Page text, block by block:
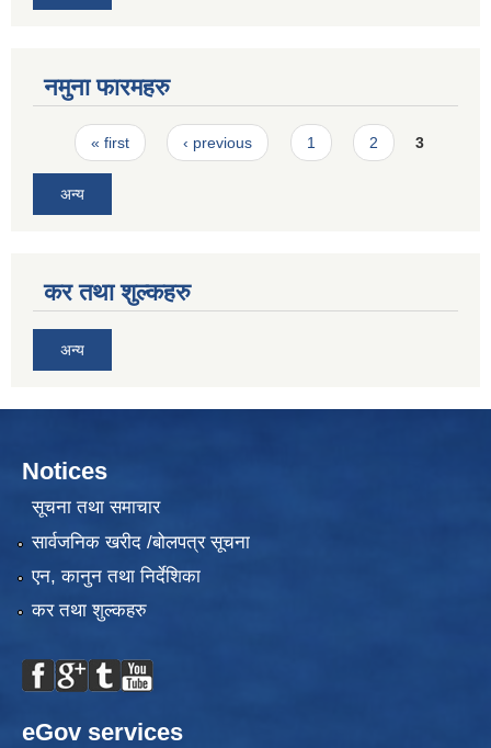
नमुना फारमहरु
Pages
« first ‹ previous 1 2 3
अन्य
कर तथा शुल्कहरु
अन्य
Notices
सूचना तथा समाचार
सार्वजनिक खरीद /बोलपत्र सूचना
एन, कानुन तथा निर्देशिका
कर तथा शुल्कहरु
eGov services